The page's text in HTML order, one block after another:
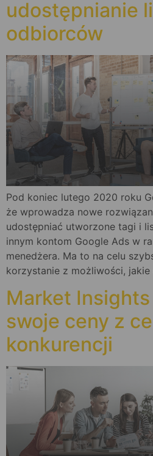
udostępnianie
odbiorców
Pod koniec lutego 2020 roku
że wprowadza nowe
udostępniać utworzone tagi i
innym kontom Google Ads w
menedżera. Ma to na celu
korzystanie z możliwości,
Market
swoje ceny z
konkurencji